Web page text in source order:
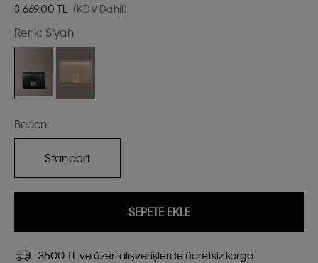
3.669,00 TL (KDV Dahil)
Renk: Siyah
Beden:
Standart
SEPETE EKLE
3500 TL ve üzeri alışverişlerde ücretsiz kargo